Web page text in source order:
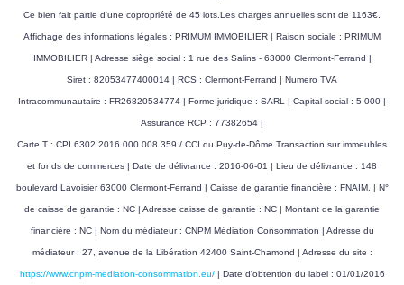
Ce bien fait partie d'une copropriété de 45 lots.Les charges annuelles sont de 1163€.
Affichage des informations légales : PRIMUM IMMOBILIER | Raison sociale : PRIMUM
IMMOBILIER | Adresse siège social : 1 rue des Salins - 63000 Clermont-Ferrand |
Siret : 82053477400014 | RCS : Clermont-Ferrand | Numero TVA
Intracommunautaire : FR26820534774 | Forme juridique : SARL | Capital social : 5 000 |
Assurance RCP : 77382654 |
Carte T : CPI 6302 2016 000 008 359 / CCI du Puy-de-Dôme Transaction sur immeubles
et fonds de commerces | Date de délivrance : 2016-06-01 | Lieu de délivrance : 148
boulevard Lavoisier 63000 Clermont-Ferrand | Caisse de garantie financière : FNAIM. | N°
de caisse de garantie : NC | Adresse caisse de garantie : NC | Montant de la garantie
financière : NC | Nom du médiateur : CNPM Médiation Consommation | Adresse du
médiateur : 27, avenue de la Libération 42400 Saint-Chamond | Adresse du site :
https://www.cnpm-mediation-consommation.eu/| Date d'obtention du label : 01/01/2016